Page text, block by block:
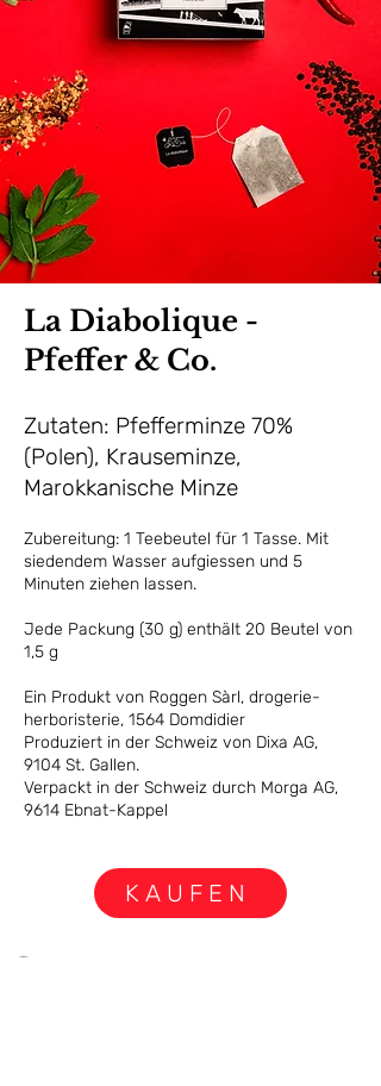
La Diabolique -
Pfeffer & Co.
Zutaten: Pfefferminze 70%
(Polen), Krauseminze,
Marokkanische Minze
Zubereitung: 1 Teebeutel für 1 Tasse. Mit
siedendem Wasser aufgiessen und 5
Minuten ziehen lassen.
Jede Packung (30 g) enthält 20 Beutel von
1,5 g
Ein Produkt von Roggen Sàrl, drogerie-
herboristerie, 1564 Domdidier
Produziert in der Schweiz von Dixa AG,
9104 St. Gallen.
Verpackt in der Schweiz durch Morga AG,
9614 Ebnat-Kappel
KAUFEN